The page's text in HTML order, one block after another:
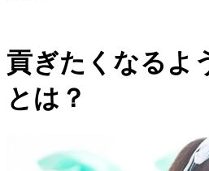
貢ぎたくなるよ
とは？